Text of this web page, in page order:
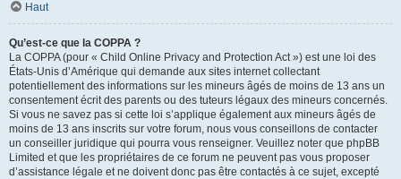
Haut
Qu’est-ce que la COPPA ?
La COPPA (pour « Child Online Privacy and Protection Act ») est une loi des
États-Unis d’Amérique qui demande aux sites internet collectant
potentiellement des informations sur les mineurs âgés de moins de 13 ans un
consentement écrit des parents ou des tuteurs légaux des mineurs concernés.
Si vous ne savez pas si cette loi s’applique également aux mineurs âgés de
moins de 13 ans inscrits sur votre forum, nous vous conseillons de contacter
un conseiller juridique qui pourra vous renseigner. Veuillez noter que phpBB
Limited et que les propriétaires de ce forum ne peuvent pas vous proposer
d’assistance légale et ne doivent donc pas être contactés à ce sujet, excepté